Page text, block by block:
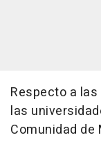
Respecto a
las
Comunidad de